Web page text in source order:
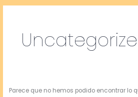
Parece que no hemos podido encontrar lo